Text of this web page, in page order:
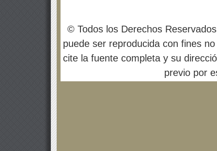
© Todos los Derechos
puede ser reproducida con fines
cite la fuente completa y su
previo por